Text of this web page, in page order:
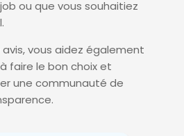
ou que vous souhaitiez
vous aidez également
faire le bon choix et
une communauté de